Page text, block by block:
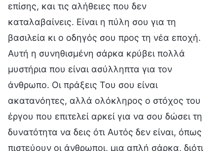
επίσης, και τις αλήθειες που δεν
καταλαβαίνεις. Είναι η πύλη σου για τη
βασιλεία κι ο οδηγός σου προς τη νέα εποχή.
Αυτή η συνηθισμένη σάρκα κρύβει πολλά
μυστήρια που είναι ασύλληπτα για τον
άνθρωπο. Οι πράξεις Του σου είναι
ακατανόητες, αλλά ολόκληρος ο στόχος του
έργου που επιτελεί αρκεί για να σου δώσει τη
δυνατότητα να δεις ότι Αυτός δεν είναι, όπως
πιστεύουν οι άνθρωποι, μια απλή σάρκα, διότι